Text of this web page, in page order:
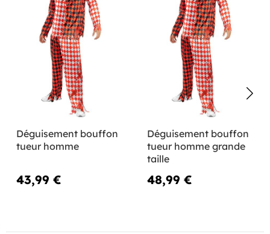
Déguisement bouffon
tueur homme
43,99 €
Déguisement bouffon
tueur homme grande
taille
48,99 €